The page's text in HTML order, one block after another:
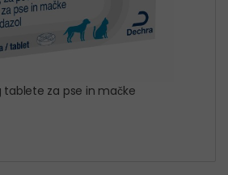
tablete za pse in mačke